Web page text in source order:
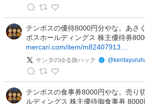
投
稿
る
旅
ハ
投
稿
い
そ
が
ｘ
ケ
ン
テンポスの優待8000円分やな。あさ
ポスホールディングス 株主優待券
mercari.com/item/m82407913…
ケンタのゆる旅ハック @
テンポスの食事券8000円やな。売り
ルディングス 株主優待御食事券 8000